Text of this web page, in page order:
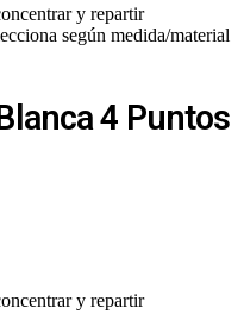
y repartir
según medida/material
4 Puntos
y repartir